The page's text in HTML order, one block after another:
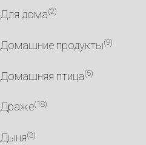
Для дома(2)
Домашние продукты(9)
Домашняя птица(5)
Драже(18)
Дыня(3)